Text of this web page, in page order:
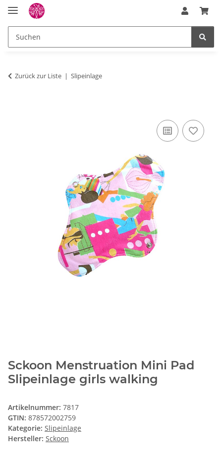
Zurück zur Liste Slipeinlage
Sckoon Menstruation Mini Pad
Slipeinlage girls walking
Artikelnummer: 7817
GTIN: 878572002759
Kategorie: Slipeinlage
Hersteller: Sckoon